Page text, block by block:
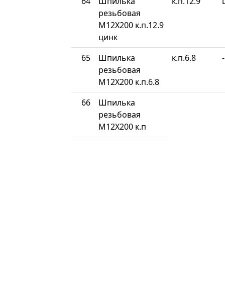
резьбовая
М12Х200 к.п.12.9
цинк
65
Шпилька
резьбовая
М12Х200 к.п.6.8
к.п.6.8 -
66
Шпилька
резьбовая
М12Х200 к.п